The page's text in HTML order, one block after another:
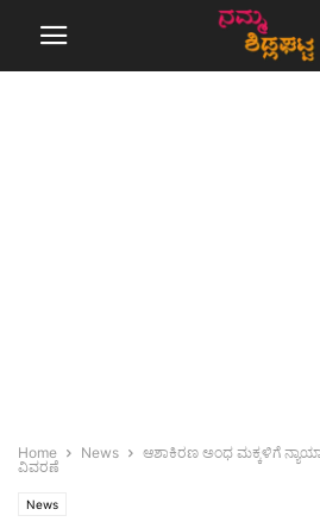
Home News
ಆಶಾಕಿರಣ ಅಂಧ ಮಕ್ಕಳಿಗೆ
ವಿವರಣೆ
News